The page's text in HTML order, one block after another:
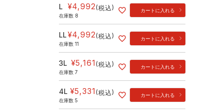
L ¥4,992 税込
在庫数 8
カートに入れる
LL¥4,992 税込
在庫数 11
カートに入れる
3L ¥5,161 税込
在庫数 7
カートに入れる
4L ¥5,331 税込
在庫数 5
カートに入れる